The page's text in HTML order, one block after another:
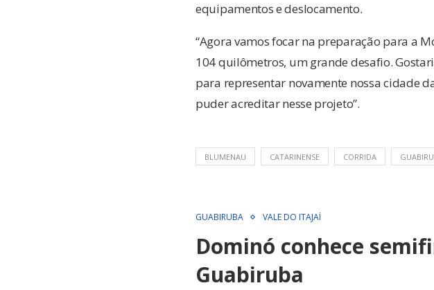
equipamentos e deslocamento.
“Agora vamos focar na preparação para a
104 quilômetros, um grande desafio.
para representar novamente nossa cidade
puder acreditar nesse projeto”.
BLUMENAU CATARINENSE CORRIDA
GUABIRUBA VALE DO ITAJAÍ
Dominó conhece
Guabiruba